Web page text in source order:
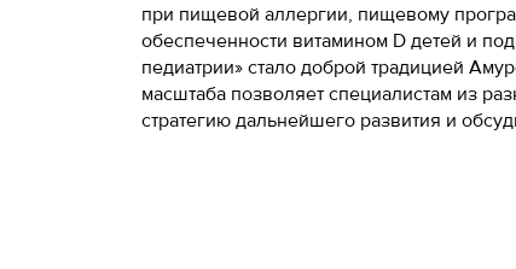
при пищевой аллергии, пищевому
обеспеченности витамином D детей и
педиатрии» стало доброй традицией
масштаба позволяет специалистам из
стратегию дальнейшего развития и